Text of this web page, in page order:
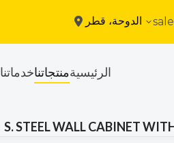
الدوحة، قطر
الرئيسيةمنتجاتناخدماتنا
S. STEEL WALL CABINET